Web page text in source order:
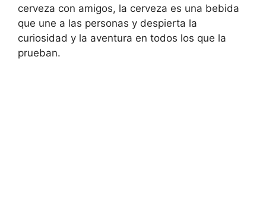
cerveza con amigos, la cerveza es una bebida
que une a las personas y despierta la
curiosidad y la aventura en todos los que la
prueban.